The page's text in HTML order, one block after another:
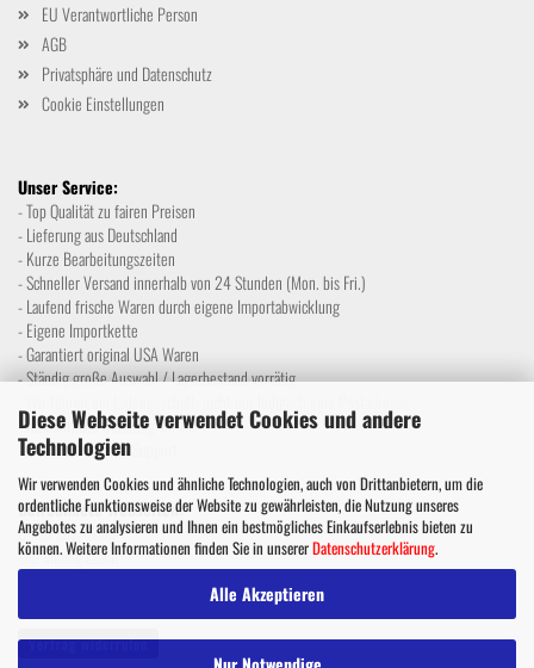
Diese Webseite verwendet Cookies und andere
Technologien
Wir verwenden Cookies und ähnliche Technologien, auch von Drittanbietern, um die
ordentliche Funktionsweise der Website zu gewährleisten, die Nutzung unseres
Angebotes zu analysieren und Ihnen ein bestmögliches Einkaufserlebnis bieten zu
können. Weitere Informationen finden Sie in unsererDatenschutzerklärung.
Alle Akzeptieren
EU Verantwortliche Person
AGB
Privatsphäre und Datenschutz
Cookie Einstellungen
Unser Service:
- Top Qualität zu fairen Preisen
- Lieferung aus Deutschland
- Kurze Bearbeitungszeiten
- Schneller Versand innerhalb von 24 Stunden (Mon. bis Fri.)
- Laufend frische Waren durch eigene Importabwicklung
- Eigene Importkette
- Garantiert original USA Waren
- Ständig große Auswahl / Lagerbestand vorrätig
- Ausführliche Beratung vor Ort
- Email und Telefon Support
Befreundete Webseiten:
Unser Ebay-Shop
The Mining Claim
Vertrag widerrufen